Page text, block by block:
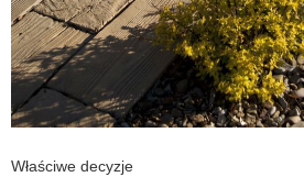
Właściwe decyzje